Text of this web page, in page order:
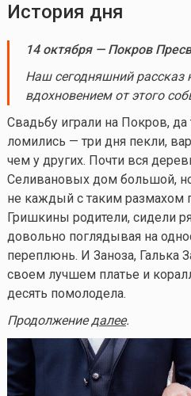
История дня
14 октября — Покров
Наш сегодняшний рассказ
вдохновением от этого
Свадьбу играли на Покров,
ломились — три дня пекли,
чем у других. Почти вся
Селивановых дом большой,
не каждый с таким размахом
Гришкины родители, сидели
довольно поглядывая на
переплюнь. И Заноза, Галька
своем лучшем платье и
десять помолодела.
Продолжениедалее.